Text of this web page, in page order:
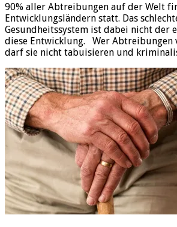
90% aller Abtreibungen auf der Welt
Entwicklungsländern statt. Das
Gesundheitssystem ist dabei nicht der
diese Entwicklung. Wer Abtreibungen
darf sie nicht tabuisieren und